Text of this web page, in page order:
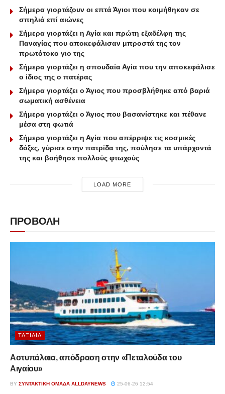
Σήμερα γιορτάζουν οι επτά Άγιοι που κοιμήθηκαν σε
σπηλιά επί αιώνες
Σήμερα γιορτάζει η Αγία και πρώτη εξαδέλφη της
Παναγίας που αποκεφάλισαν μπροστά της τον
πρωτότοκο γιο της
Σήμερα γιορτάζει η σπουδαία Αγία που την αποκεφάλισε
ο ίδιος της ο πατέρας
Σήμερα γιορτάζει ο Άγιος που προσβλήθηκε από βαριά
σωματική ασθένεια
Σήμερα γιορτάζει ο Άγιος που βασανίστηκε και πέθανε
μέσα στη φωτιά
Σήμερα γιορτάζει η Αγία που απέρριψε τις κοσμικές
δόξες, γύρισε στην πατρίδα της, πούλησε τα υπάρχοντά
της και βοήθησε πολλούς φτωχούς
LOAD MORE
ΠΡΟΒΟΛΗ
ΤΑΞΊΔΙΑ
Αστυπάλαια, απόδραση στην «Πεταλούδα του
Αιγαίου»
BY ΣΥΝΤΑΚΤΙΚΉ ΟΜΆΔΑ ALLDAYNEWS 25-06-26 12:54